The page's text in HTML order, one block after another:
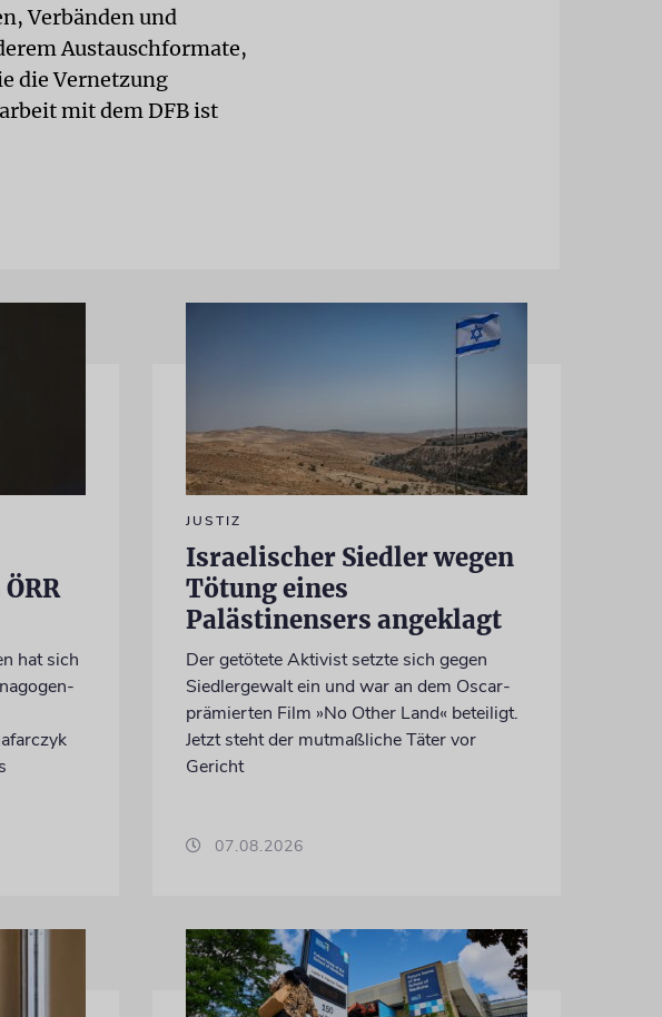
Verbänden und
Austauschformate,
die Vernetzung
mit dem DFB ist
hat sich
JUSTIZ
Israelischer Siedler wegen
Tötung eines
Palästinensers angeklagt
Der getötete Aktivist setzte sich gegen
Siedlergewalt ein und war an dem Oscar-
prämierten Film »No Other Land« beteiligt.
Jetzt steht der mutmaßliche Täter vor
Gericht
07.08.2026